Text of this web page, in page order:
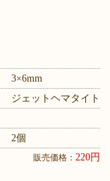
3×6mm
ジェットヘマタイト
2個
販売価格： 220円